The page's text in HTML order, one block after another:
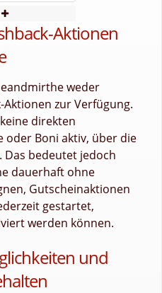
Aktionen
weder
zur Verfügung.
direkten
oder Boni aktiv, über die
bedeutet jedoch
dauerhaft ohne
Gutscheinaktionen
gestartet,
werden können.
und